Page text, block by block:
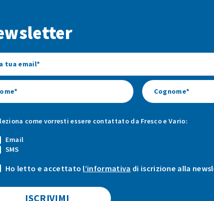
come vorresti essere contattato da Fresco e Vario:
Email
SMS
Ho letto e accettato l’informativa di iscrizione alla